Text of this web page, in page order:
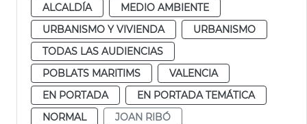
ALCALDÍA
MEDIO AMBIENTE
URBANISMO Y VIVIENDA
URBANISMO
TODAS LAS AUDIENCIAS
POBLATS MARITIMS
VALENCIA
EN PORTADA
EN PORTADA TEMÁTICA
NORMAL
JOAN RIBÓ